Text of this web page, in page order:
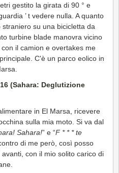
gestito la girata di 90 ° e
’ t vedere nulla. A quanto
su una bicicletta da
turbine blade manovra vicino
il camion e overtakes me
C'è un parco eolico in
in El Marsa, ricevere
sulla mia moto. Si va dal
Sahara!” e “F * * * te
di me però, così posso
con il mio solito carico di